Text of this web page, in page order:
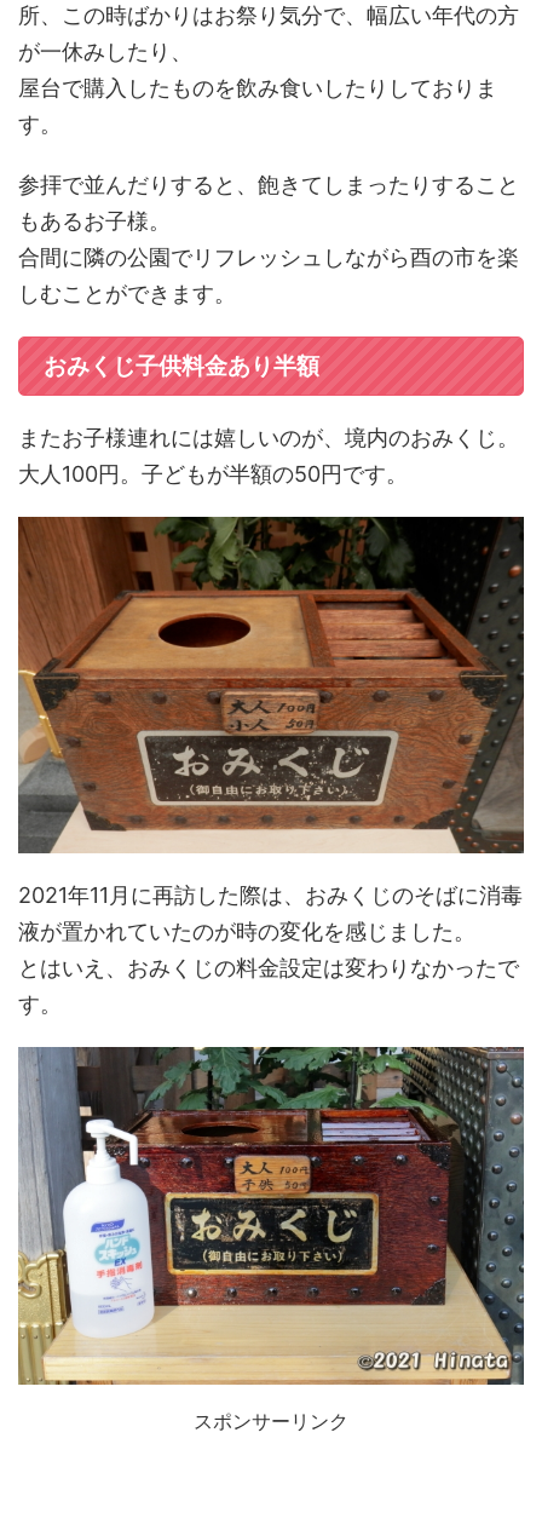
所、この時ばかりはお祭り気分で、幅広い年代の方
が一休みしたり、
屋台で購入したものを飲み食いしたりしておりま
す。
参拝で並んだりすると、飽きてしまったりすること
もあるお子様。
合間に隣の公園でリフレッシュしながら酉の市を楽
しむことができます。
おみくじ子供料金あり半額
またお子様連れには嬉しいのが、境内のおみくじ。
大人100円。子どもが半額の50円です。
2021年11月に再訪した際は、おみくじのそばに消毒
液が置かれていたのが時の変化を感じました。
とはいえ、おみくじの料金設定は変わりなかったで
す。
スポンサーリンク